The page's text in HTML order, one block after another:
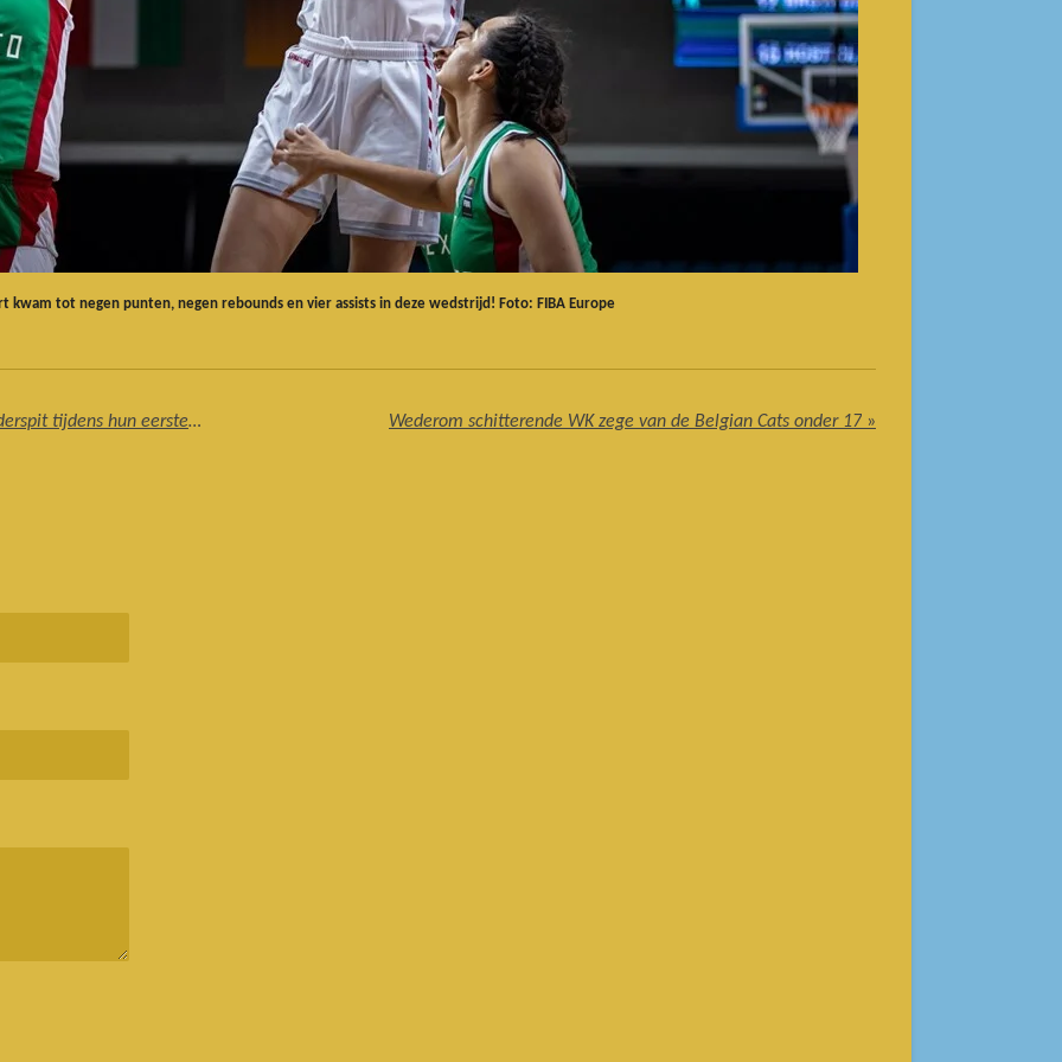
kwam tot negen punten, negen rebounds en vier assists in deze wedstrijd! Foto: FIBA Europe
Orange Lions en de Belgian Cats delven onderspit tijdens hun eerste wedstrijden op het EK onder 20 Wederom schitterende WK zege van de Belgian Cats onder 17 »